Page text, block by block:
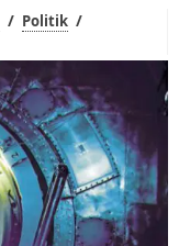
/ Politik /